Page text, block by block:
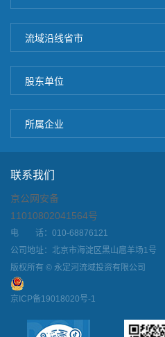
流域沿线省市
股东单位
所属企业
联系我们
京公网安备
11010802041564号
电 话：010-68876121
公司地址：北京市海淀区黑山扈羊场1号
版权所有 © 永定河流域投资有限公司
京ICP备19018020号-1